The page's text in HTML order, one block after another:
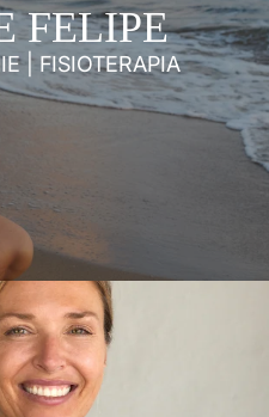
FELIPE
| FISIOTERAPIA